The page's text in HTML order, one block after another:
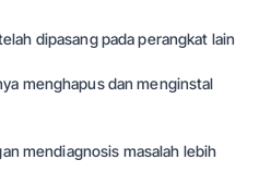
dipasang pada perangkat lain
menghapus dan menginstal
mendiagnosis masalah lebih